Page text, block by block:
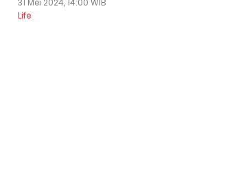
31 Mei 2024, 14:00 WIB
Life